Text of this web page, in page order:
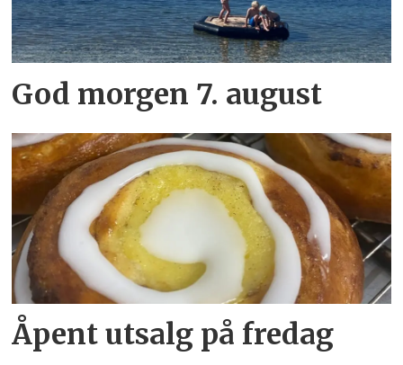
God morgen 7. august
Åpent utsalg på fredag